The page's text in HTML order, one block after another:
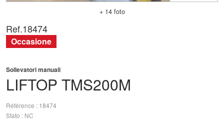
+ 14 foto
LIFTOP TMS200M
Sollevatori manuali
Référence
18474
Stato
NC
Ref.18474
Occasione